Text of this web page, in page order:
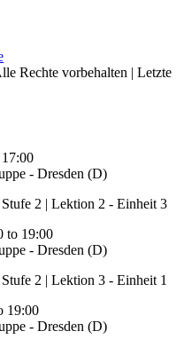
Rechte vorbehalten | Letzte
17:00
- Dresden (D)
2 | Lektion 2 - Einheit 3
to 19:00
- Dresden (D)
2 | Lektion 3 - Einheit 1
19:00
- Dresden (D)